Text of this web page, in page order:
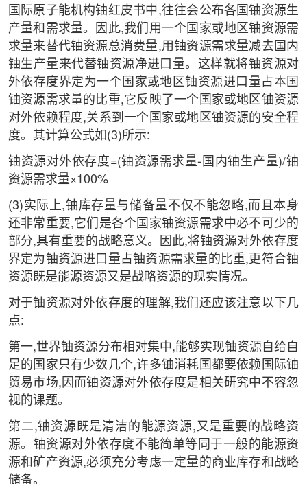
国际原子能机构铀红皮书中,往往会公布各国铀资源生
产量和需求量。因此,我们用一个国家或地区铀资源需
求量来替代铀资源总消费量,用铀资源需求量减去国内
铀生产量来代替铀资源净进口量。这样就将铀资源对
外依存度界定为一个国家或地区铀资源进口量占本国
铀资源需求量的比重,它反映了一个国家或地区铀资源
对外依赖程度,关系到一个国家或地区铀资源的安全程
度。其计算公式如(3)所示:
铀资源对外依存度=(铀资源需求量-国内铀生产量)/铀
资源需求量×100%
(3)实际上,铀库存量与储备量不仅不能忽略,而且本身
还非常重要,它们是各个国家铀资源需求中必不可少的
部分,具有重要的战略意义。因此,将铀资源对外依存度
界定为铀资源进口量占铀资源需求量的比重,更符合铀
资源既是能源资源又是战略资源的现实情况。
对于铀资源对外依存度的理解,我们还应该注意以下几
点:
第一,世界铀资源分布相对集中,能够实现铀资源自给自
足的国家只有少数几个,许多铀消耗国都要依赖国际铀
贸易市场,因而铀资源对外依存度是相关研究中不容忽
视的课题。
第二,铀资源既是清洁的能源资源,又是重要的战略资
源。铀资源对外依存度不能简单等同于一般的能源资
源和矿产资源,必须充分考虑一定量的商业库存和战略
储备。